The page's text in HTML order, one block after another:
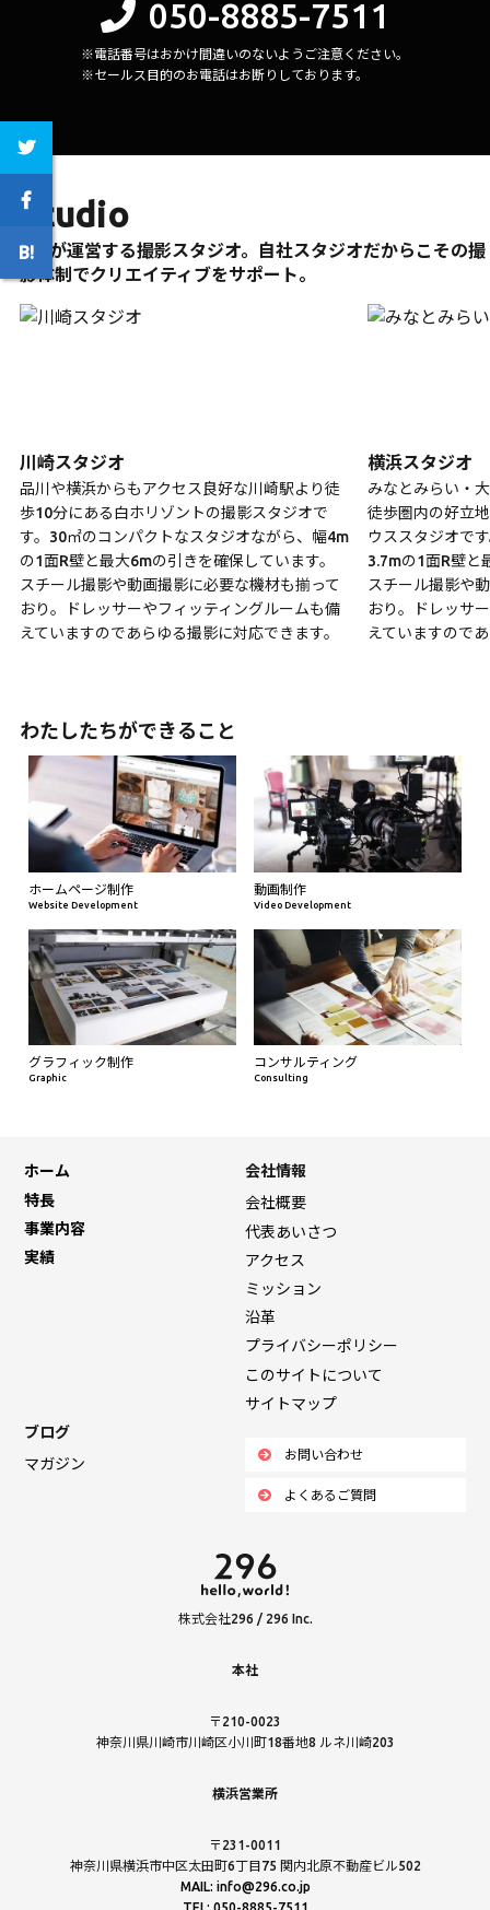
050-8885-7511
※電話番号はおかけ間違いのないようご注意ください。
※セールス目的のお電話はお断りしております。
Studio
296が運営する撮影スタジオ。自社スタジオだからこその撮
影体制でクリエイティブをサポート。
川崎スタジオ
品川や横浜からもアクセス良好な川崎駅より徒
歩10分にある白ホリゾントの撮影スタジオで
す。30㎡のコンパクトなスタジオながら、幅4m
の1面R壁と最大6mの引きを確保しています。
スチール撮影や動画撮影に必要な機材も揃って
おり。ドレッサーやフィッティングルームも備
えていますのであらゆる撮影に対応できます。
横浜スタジオ
みなとみらい・
徒歩圏内の好立
ウススタジオで
3.7mの1面R壁と
スチール撮影や
おり。ドレッサ
えていますので
わたしたちができること
ホームページ制作
Website Development
動画制作
Video Development
グラフィック制作
Graphic
コンサルティング
Consulting
ホーム
特長
事業内容
実績
会社情報
会社概要
代表あいさつ
アクセス
ミッション
沿革
プライバシーポリシー
このサイトについて
サイトマップ
ブログ
マガジン
お問い合わせ
よくあるご質問
株式会社296 / 296 Inc.
本社
〒210-0023
神奈川県川崎市川崎区小川町18番地8 ルネ川崎203
横浜営業所
〒231-0011
神奈川県横浜市中区太田町6丁目75 関内北原不動産ビル502
MAIL: info@296.co.jp